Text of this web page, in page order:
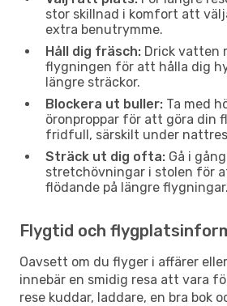
stor skillnad i komfort att
extra benutrymme.
Håll dig fräsch: Drick vatten
flygningen för att hålla dig
längre sträckor.
Blockera ut buller: Ta med
öronproppar för att göra din
fridfull, särskilt under
Sträck ut dig ofta: Gå i
stretchövningar i stolen för
flödande på längre flygningar.
Flygtid och
Oavsett om du flyger i affärer
innebär en smidig resa att vara
rese kuddar, laddare, en bra bok